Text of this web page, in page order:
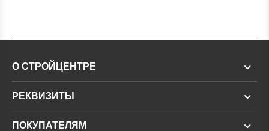
О СТРОЙЦЕНТРЕ
РЕКВИЗИТЫ
ПОКУПАТЕЛЯМ